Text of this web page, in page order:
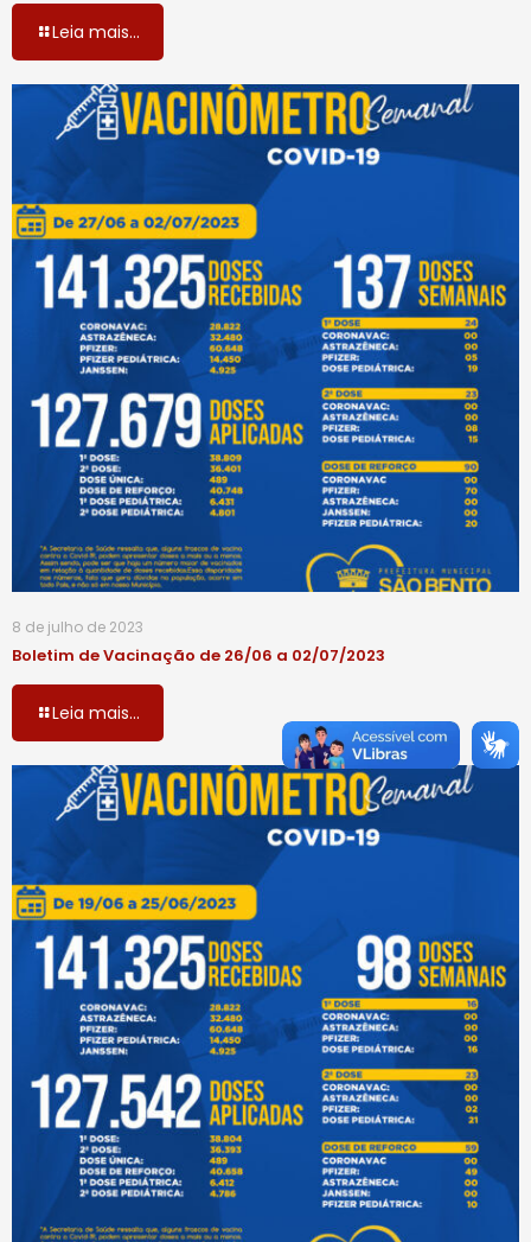
Leia mais...
8 de julho de 2023
Boletim de Vacinação de 26/06 a 02/07/2023
Leia mais...